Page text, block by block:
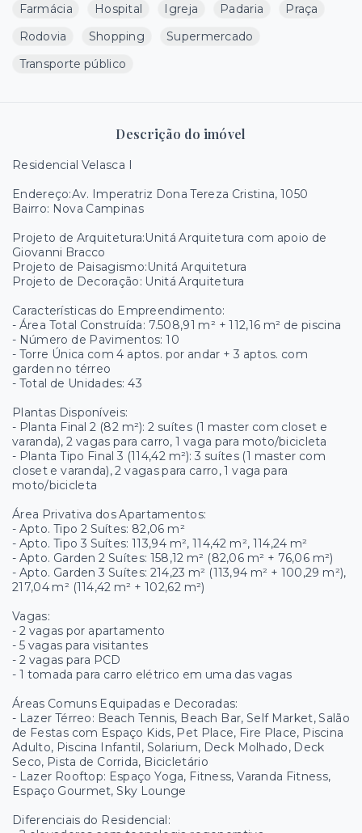
Farmácia
Hospital Igreja Padaria
Praça
Rodovia
Shopping
Supermercado
Transporte público
Descrição do imóvel
Residencial Velasca I
Endereço:Av. Imperatriz Dona Tereza Cristina, 1050
Bairro: Nova Campinas
Projeto de Arquitetura:Unitá Arquitetura com apoio de
Giovanni Bracco
Projeto de Paisagismo:Unitá Arquitetura
Projeto de Decoração: Unitá Arquitetura
Características do Empreendimento:
- Área Total Construída: 7.508,91 m² + 112,16 m² de piscina
- Número de Pavimentos: 10
- Torre Única com 4 aptos. por andar + 3 aptos. com
garden no térreo
- Total de Unidades: 43
Plantas Disponíveis:
- Planta Final 2 (82 m²): 2 suítes (1 master com closet e
varanda), 2 vagas para carro, 1 vaga para moto/bicicleta
- Planta Tipo Final 3 (114,42 m²): 3 suítes (1 master com
closet e varanda), 2 vagas para carro, 1 vaga para
moto/bicicleta
Área Privativa dos Apartamentos:
- Apto. Tipo 2 Suítes: 82,06 m²
- Apto. Tipo 3 Suítes: 113,94 m², 114,42 m², 114,24 m²
- Apto. Garden 2 Suítes: 158,12 m² (82,06 m² + 76,06 m²)
- Apto. Garden 3 Suítes: 214,23 m² (113,94 m² + 100,29 m²),
217,04 m² (114,42 m² + 102,62 m²)
Vagas:
- 2 vagas por apartamento
- 5 vagas para visitantes
- 2 vagas para PCD
- 1 tomada para carro elétrico em uma das vagas
Áreas Comuns Equipadas e Decoradas:
- Lazer Térreo: Beach Tennis, Beach Bar, Self Market, Salão
de Festas com Espaço Kids, Pet Place, Fire Place, Piscina
Adulto, Piscina Infantil, Solarium, Deck Molhado, Deck
Seco, Pista de Corrida, Bicicletário
- Lazer Rooftop: Espaço Yoga, Fitness, Varanda Fitness,
Espaço Gourmet, Sky Lounge
Diferenciais do Residencial: